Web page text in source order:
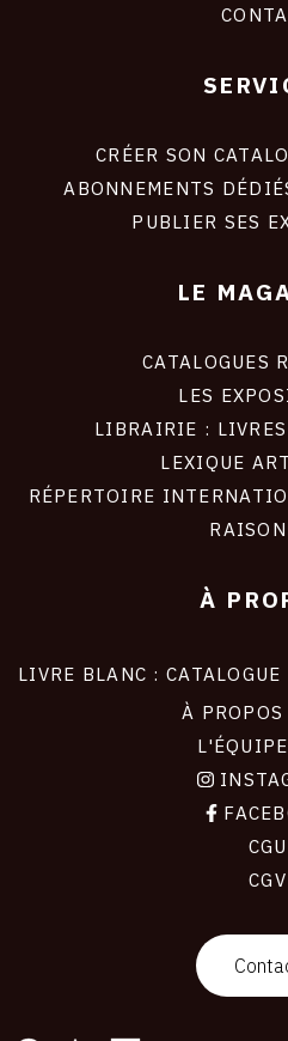
CRÉER SON
ABONNEMENTS
PUBLIER SES
LE
CATALOGUES
LES
LIBRAIRIE : LIVRES
LEXIQUE
RÉPERTOIRE
À
LIVRE BLANC :
À
CGU
CGV